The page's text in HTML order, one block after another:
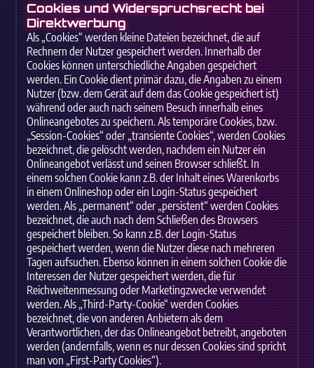
Cookies und Widerspruchsrecht bei
Direktwerbung
Als „Cookies“ werden kleine Dateien bezeichnet, die auf
Rechnern der Nutzer gespeichert werden. Innerhalb der
Cookies können unterschiedliche Angaben gespeichert
werden. Ein Cookie dient primär dazu, die Angaben zu einem
Nutzer (bzw. dem Gerät auf dem das Cookie gespeichert ist)
während oder auch nach seinem Besuch innerhalb eines
Onlineangebotes zu speichern. Als temporäre Cookies, bzw.
„Session-Cookies“ oder „transiente Cookies“, werden Cookies
bezeichnet, die gelöscht werden, nachdem ein Nutzer ein
Onlineangebot verlässt und seinen Browser schließt. In
einem solchen Cookie kann z.B. der Inhalt eines Warenkorbs
in einem Onlineshop oder ein Login-Status gespeichert
werden. Als „permanent“ oder „persistent“ werden Cookies
bezeichnet, die auch nach dem Schließen des Browsers
gespeichert bleiben. So kann z.B. der Login-Status
gespeichert werden, wenn die Nutzer diese nach mehreren
Tagen aufsuchen. Ebenso können in einem solchen Cookie die
Interessen der Nutzer gespeichert werden, die für
Reichweitenmessung oder Marketingzwecke verwendet
werden. Als „Third-Party-Cookie“ werden Cookies
bezeichnet, die von anderen Anbietern als dem
Verantwortlichen, der das Onlineangebot betreibt, angeboten
werden (andernfalls, wenn es nur dessen Cookies sind spricht
man von „First-Party Cookies“).